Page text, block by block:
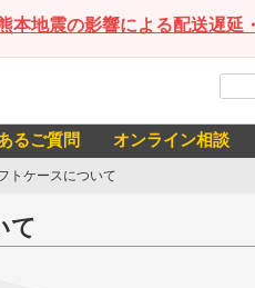
本地震の影響による配送遅延
るご質問 オンライン相談
トケースについて
て